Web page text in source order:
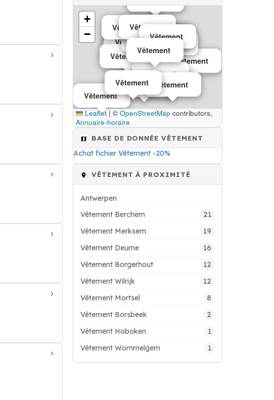
Vêtement
Vêtement
Vêtement
Vêtement
Vêtement
Vêtement
Vêtement
Vêtement
Vêtement
Vêtement
Vêtement
Vêtement
VêtementVêtement
Vêtement
Vêtement
Vêtement
Vêtement
+
−
Leaflet | © OpenStreetMap contributors,
Annuaire-horaire
BASE DE DONNÉE VÊTEMENT
Achat fichier Vêtement -20%
VÊTEMENT À PROXIMITÉ
Antwerpen
Vêtement Berchem
21
Vêtement Merksem 19
Vêtement Deurne 16
Vêtement Borgerhout 12
Vêtement Wilrijk 12
Vêtement Mortsel 8
Vêtement Borsbeek 2
Vêtement Hoboken 1
Vêtement Wommelgem 1